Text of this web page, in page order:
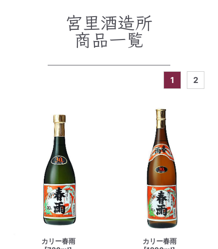
宮里酒造所
商品一覧
1 2
カリー春雨
カリー春雨